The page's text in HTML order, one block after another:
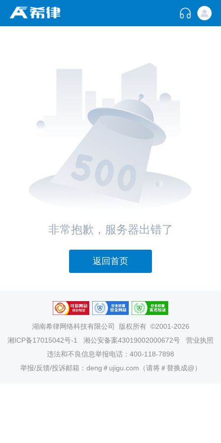
非常抱歉，服务器出错了
返回首页
湖南希律网络科技有限公司
版权所有 ©2001-2026
湘ICP备17015042号-1
湘公安备案43019002000672号
营业执照
违法和不良信息举报电话：400-118-7898
举报/反馈/投诉邮箱：deng＃ujigu.com（请将＃替换成@）